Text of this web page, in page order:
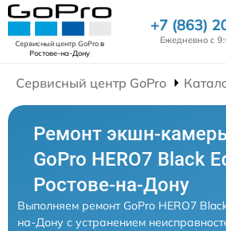
Сервисный центр GoProв
Ростове-на-Дону
+7 (863)
Ежедневно с
Сервисный центр GoPro
Ремонт экшн-
GoPro HERO7 Black
Ростове-на-Дону
Выполняем ремонт GoPro HERO7
на-Дону с устранением